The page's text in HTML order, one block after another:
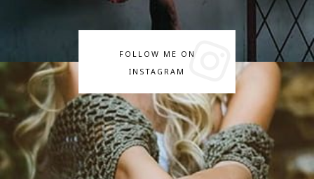
FOLLOW ME ON
INSTAGRAM